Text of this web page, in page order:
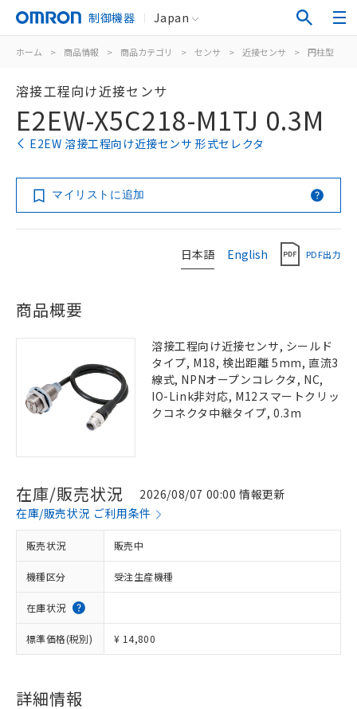
制御機器 Japan
ホーム > 商品情報 > 商品カテゴリ > センサ > 近接センサ > 円柱型
溶接工程向け近接センサ
E2EW-X5C218-M1TJ 0.3M
E2EW 溶接工程向け近接センサ 形式セレクタ
マイリストに追加
日本語 English PDF出力
商品概要
溶接工程向け近接センサ, シールド
タイプ, M18, 検出距離 5mm, 直流3
線式, NPNオープンコレクタ, NC,
IO-Link非対応, M12スマートクリッ
クコネクタ中継タイプ, 0.3m
在庫/販売状況
2026/08/07 00:00 情報更新
在庫/販売状況 ご利用条件
販売状況 販売中
機種区分 受注生産機種
在庫状況
標準価格(税別) ¥ 14,800
詳細情報